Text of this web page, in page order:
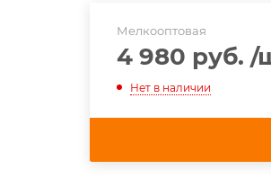
Мелкооптовая
4 980 руб. /
Нет в наличии